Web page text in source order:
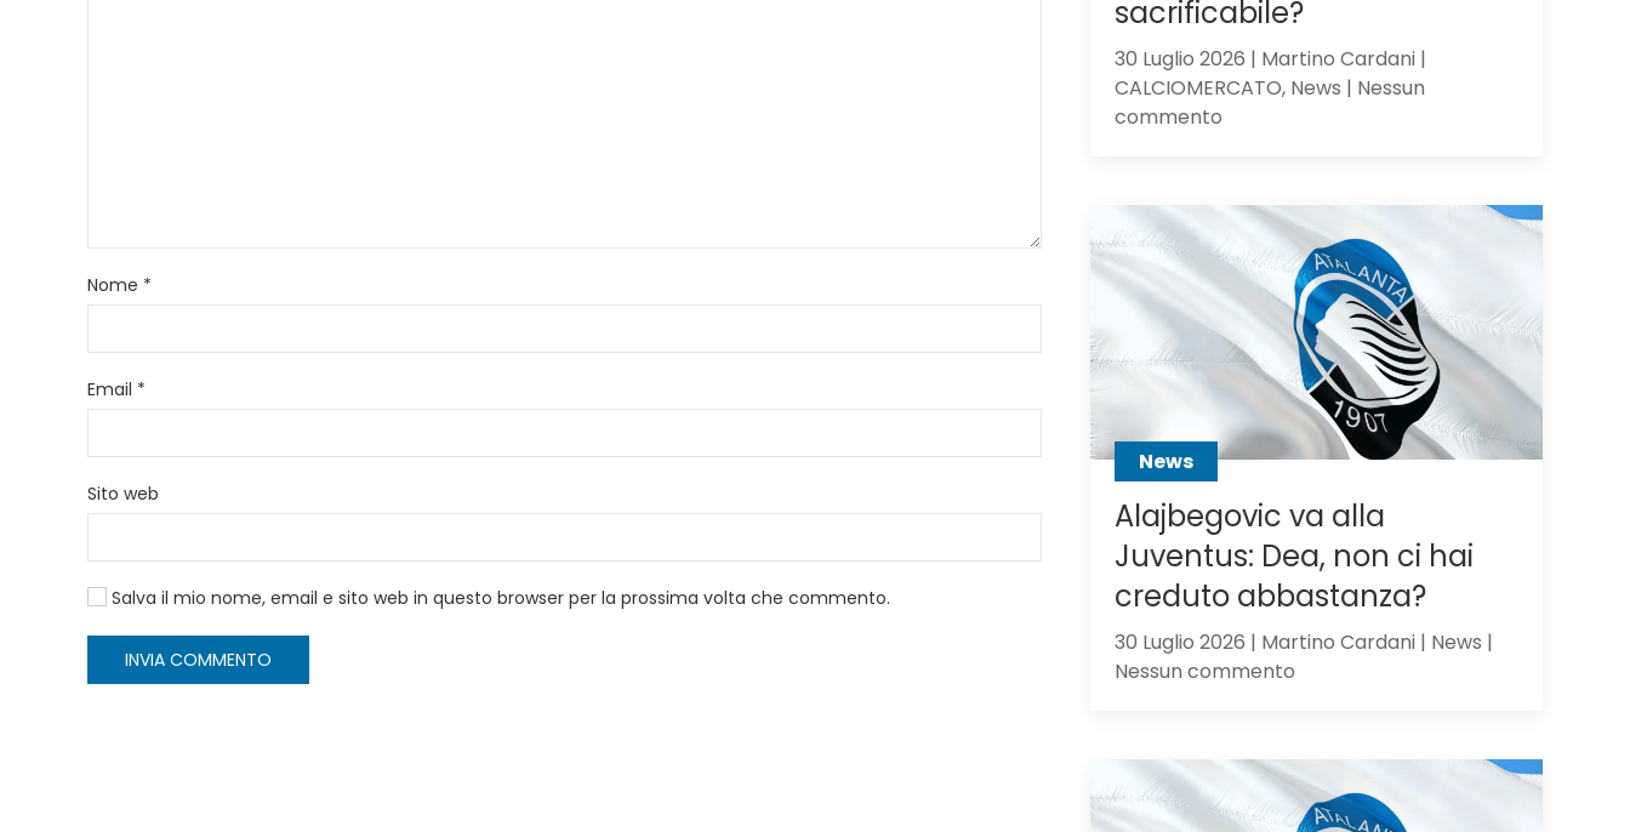
Nome *
Email *
Sito web
Salva il mio nome, email e sito web in questo browser per la prossima volta che commento.
INVIA COMMENTO
sacrificabile?
30 Luglio 2026 | Martino Cardani |
CALCIOMERCATO, News | Nessun
commentosu
voci
dall’Inghilterra
per
Scalvini:
pilastro
di
Sarri
o
sacrificabile?
News
Alajbegovic va alla
Juventus: Dea, non ci hai
creduto abbastanza?
30 Luglio 2026 | Martino Cardani | News |
Nessun commentosu
alla
Juventus:
Dea,